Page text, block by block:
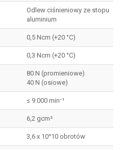
Odlew ciśnieniowy ze stopu
aluminium
0,5 Ncm (+20 °C)
0,3 Ncm (+20 °C)
80 N (promieniowe)
40 N (osiowe)
≤ 9.000 min⁻¹
6,2 gcm²
3,6 x 10^10 obrotów